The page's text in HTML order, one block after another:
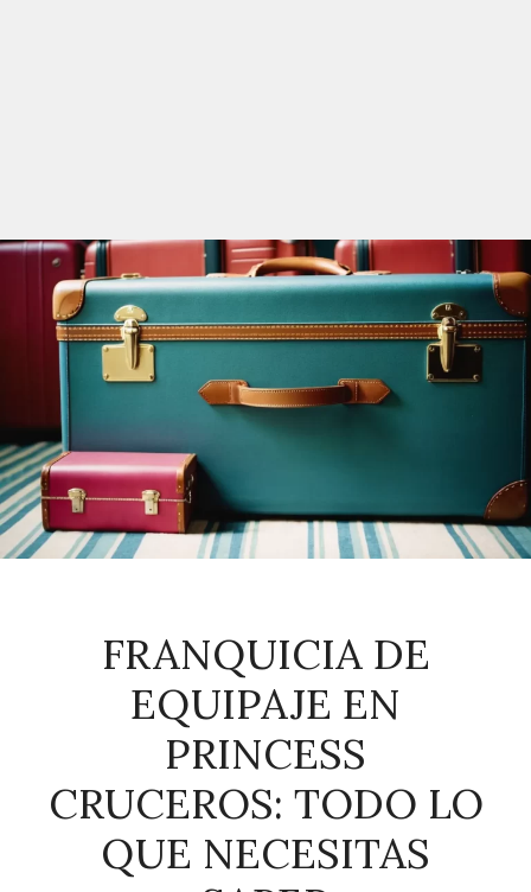
FRANQUICIA DE
EQUIPAJE EN
PRINCESS
CRUCEROS: TODO LO
QUE NECESITAS